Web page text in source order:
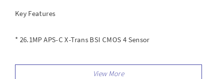
Key Features
* 26.1MP APS-C X-Trans BSI CMOS 4 Sensor
* X-Processor 4 with Quad CPU